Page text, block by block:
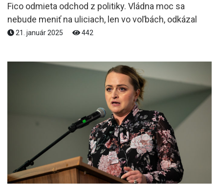
Fico odmieta odchod z politiky. Vládna moc sa
nebude meniť na uliciach, len vo voľbách, odkázal
21. január 2025 442